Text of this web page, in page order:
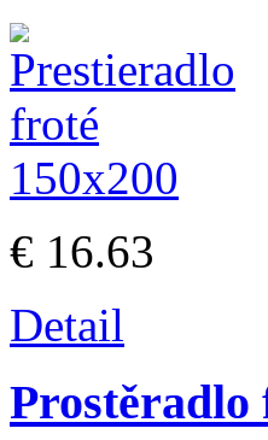
€ 16.63
Detail
Prostěradlo